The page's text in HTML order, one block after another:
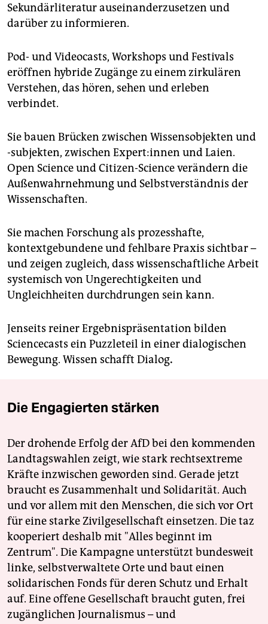
Sekundärliteratur aus­ei­nan­derzusetzen und
darüber zu informieren.
Pod- und Videocasts, Workshops und Festivals
eröffnen hybride Zugänge zu einem zirkulären
Verstehen, das hören, sehen und erleben
verbindet.
Sie bauen Brücken zwischen Wissensobjekten und
-subjekten, zwischen Ex­per­t:in­nen und Laien.
Open Science und Citizen-­Science verändern die
Außenwahrnehmung und Selbstverständnis der
Wissenschaften.
Sie machen Forschung als prozesshafte,
kontextgebundene und fehlbare Praxis sichtbar –
und zeigen zugleich, dass wissenschaftliche Arbeit
systemisch von Ungerechtigkeiten und
Ungleichheiten durchdrungen sein kann.
Jenseits reiner Ergebnispräsentation bilden
Sciencecasts ein Puzzleteil in einer dialogischen
Bewegung. Wissen schafft Dialog.
Die Engagierten stärken
Der drohende Erfolg der AfD bei den kommenden
Landtagswahlen zeigt, wie stark rechtsextreme
Kräfte inzwischen geworden sind. Gerade jetzt
braucht es Zusammenhalt und Solidarität. Auch
und vor allem mit den Menschen, die sich vor Ort
für eine starke Zivilgesellschaft einsetzen. Die taz
kooperiert deshalb mit "Alles beginnt im
Zentrum". Die Kampagne unterstützt bundesweit
linke, selbstverwaltete Orte und baut einen
solidarischen Fonds für deren Schutz und Erhalt
auf. Eine offene Gesellschaft braucht guten, frei
zugänglichen Journalismus – und